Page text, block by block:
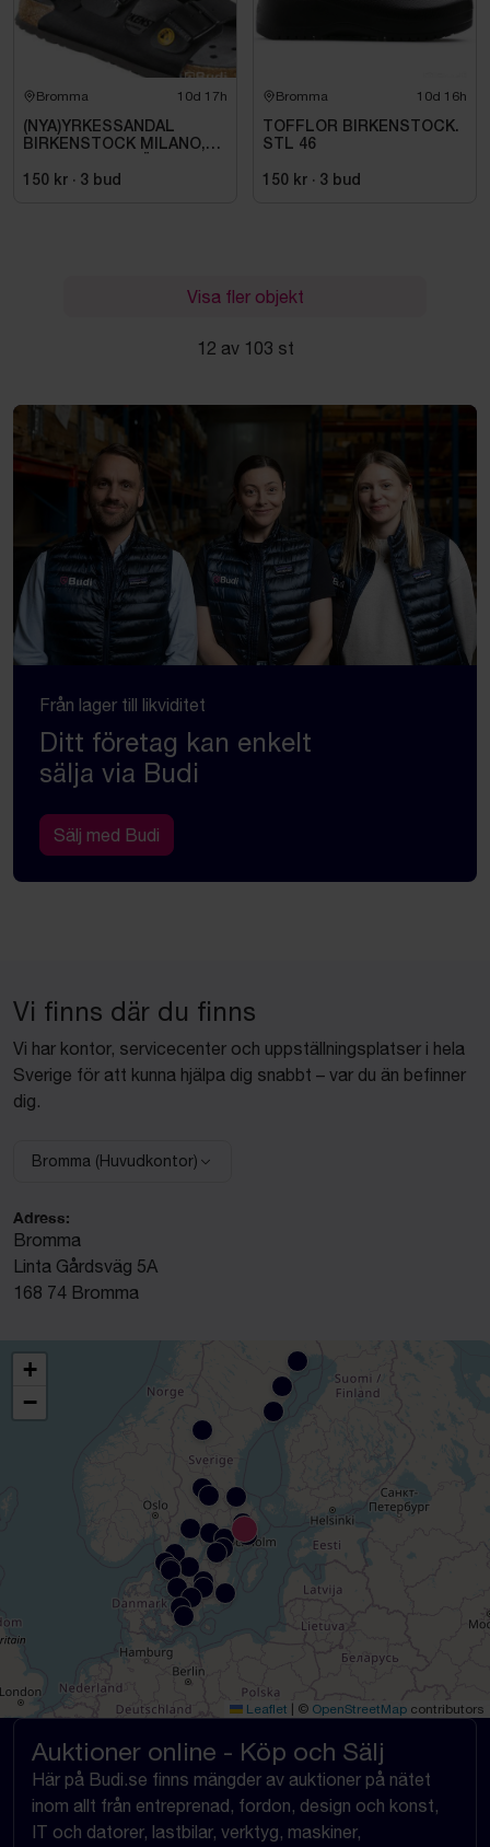
Bromma 10d 17h
(NYA)YRKESSANDAL
BIRKENSTOCK MILANO,
SVART. STL 42
150 kr · 3 bud
Bromma 10d 16h
TOFFLOR BIRKENSTOCK.
STL 46
150 kr · 3 bud
Visa fler objekt
12 av 103 st
Från lager till likviditet
Ditt företag kan enkelt
sälja via Budi
Sälj med Budi
Vi finns där du finns
Vi har kontor, servicecenter och uppställningsplatser i hela
Sverige för att kunna hjälpa dig snabbt – var du än befinner
dig.
Välj anläggning:
Bromma (Huvudkontor)
Adress:
Bromma
Linta Gårdsväg 5A
168 74 Bromma
+
−
Leaflet © OpenStreetMap contributors
Auktioner online - Köp och Sälj
Här på Budi.se finns mängder av auktioner på nätet
inom allt från entreprenad, fordon, design och konst,
IT och datorer, lastbilar, verktyg, maskiner,